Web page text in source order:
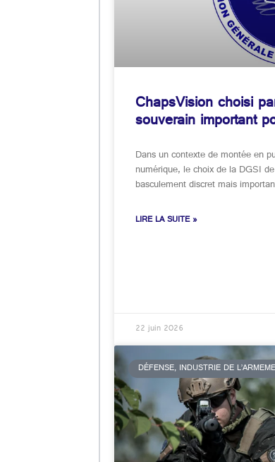
ChapsVision choisi
souverain important
Dans un contexte de montée en
numérique, le choix de la DGSI
basculement discret mais
LIRE LA SUITE »
22 juin 2026
DÉFENSE, INDUSTRIE DE